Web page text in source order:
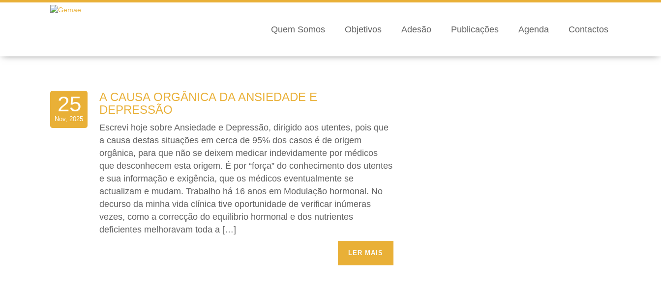
Quem Somos Objetivos Adesão Publicações Agenda Contactos
25
Nov, 2025
A CAUSA ORGÂNICA DA ANSIEDADE E
DEPRESSÃO
Escrevi hoje sobre Ansiedade e Depressão, dirigido aos utentes, pois que
a causa destas situações em cerca de 95% dos casos é de origem
orgânica, para que não se deixem medicar indevidamente por médicos
que desconhecem esta origem. É por “força” do conhecimento dos utentes
e sua informação e exigência, que os médicos eventualmente se
actualizam e mudam. Trabalho há 16 anos em Modulação hormonal. No
decurso da minha vida clínica tive oportunidade de verificar inúmeras
vezes, como a correcção do equilíbrio hormonal e dos nutrientes
deficientes melhoravam toda a […]
LER MAIS